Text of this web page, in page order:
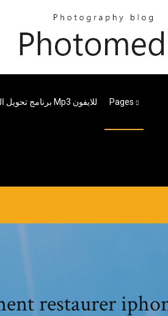
برنامج تحويل الفيديو الى صوت Mp3 للايفون Pages
restaurer